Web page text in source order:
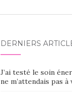
DERNIERS
J’ai testé le soin
ne m’attendais pas